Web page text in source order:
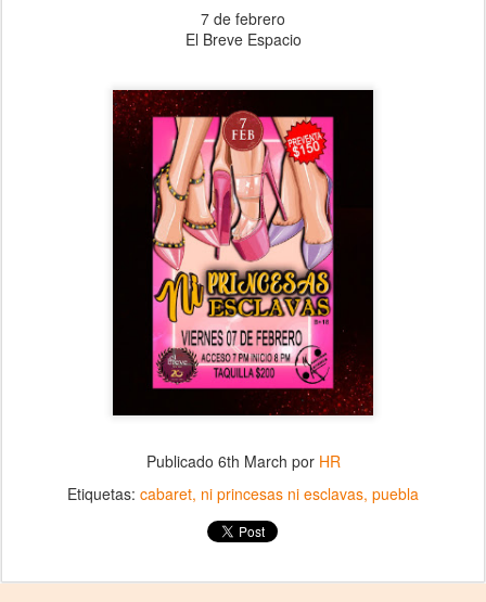
7 de febrero
El Breve Espacio
Publicado 6th March por HR
Etiquetas: cabaret ni princesas ni esclavas puebla